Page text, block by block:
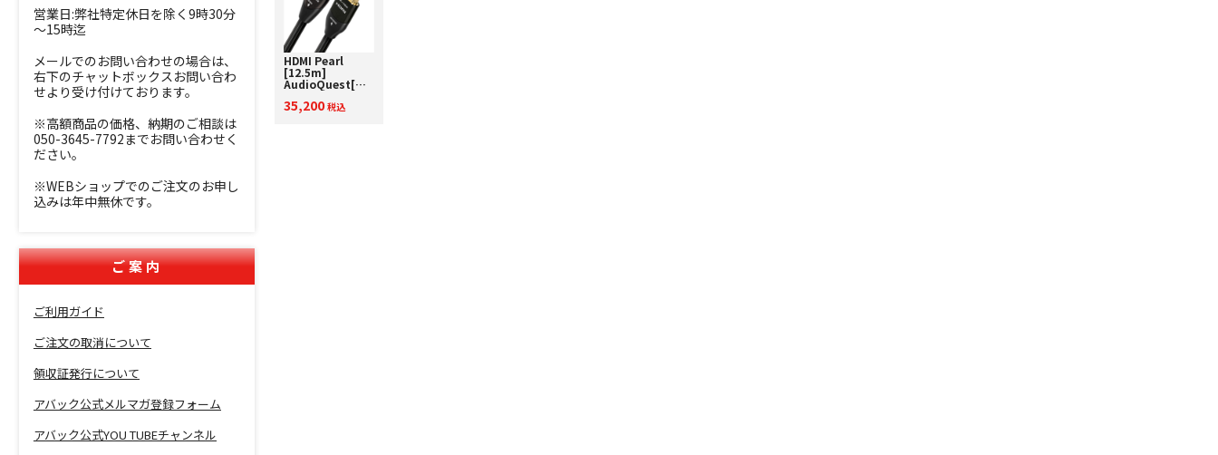
営業日:弊社特定休日を除く9時30分
～15時迄
メールでのお問い合わせの場合は、
右下のチャットボックスお問い合わ
せより受け付けております。
※高額商品の価格、納期のご相談は
050-3645-7792までお問い合わせく
ださい。
※WEBショップでのご注文のお申し
込みは年中無休です。
ご案内
ご利用ガイド
ご注文の取消について
領収証発行について
アバック公式メルマガ登録フォーム
アバック公式YOU TUBEチャンネル
HDMI Pearl
[12.5m]
AudioQuest[オ
ーディオクエス
ト] HDMIケーブ
35,200 税込